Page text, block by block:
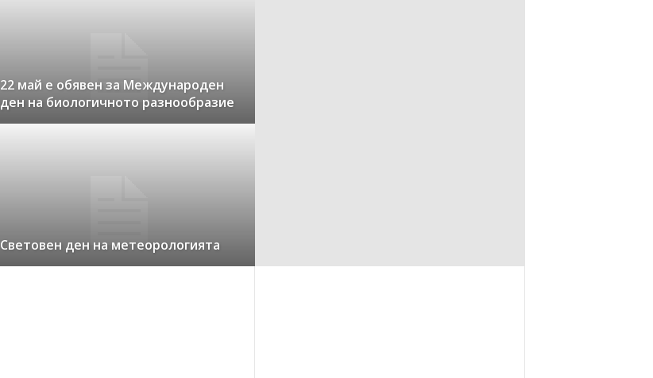
22 май е обявен за Международен
ден на биологичното разнообразие
Световен ден на метеорологията